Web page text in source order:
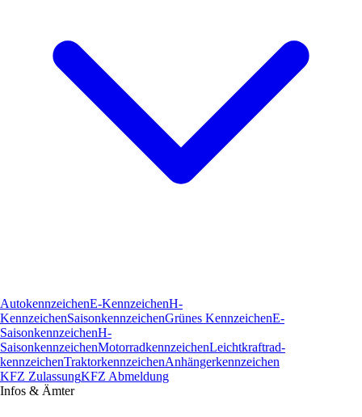
AutokennzeichenE-KennzeichenH-
KennzeichenSaisonkennzeichenGrünes KennzeichenE-
SaisonkennzeichenH-
SaisonkennzeichenMotorradkennzeichenLeichtkraftrad­
kennzeichenTraktorkennzeichenAnhängerkennzeichen
KFZ ZulassungKFZ Abmeldung
Infos & Ämter